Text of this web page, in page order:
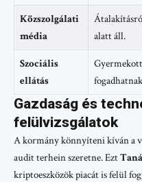
Közszolgálati
média
alatt áll.
Szociális
ellátás
Gazdaság és
felülvizsgálatok
A kormány könnyíteni kíván a
audit terhein szeretne. Ezt
kriptoeszközök piacát is felül